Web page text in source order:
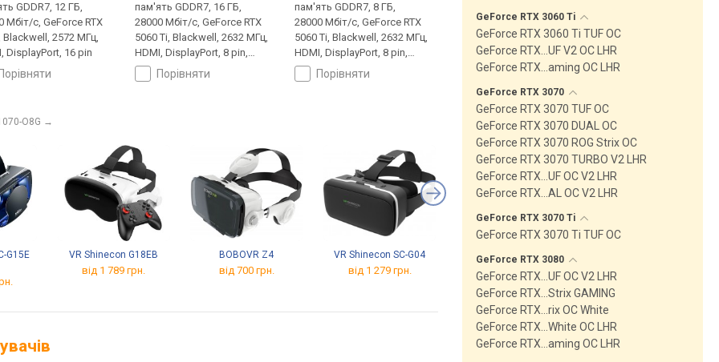
GDDR7, 12 ГБ,
Мбіт/с, GeForce RTX
Blackwell, 2572 МГц,
DisplayPort, 16 pin
порівняти
пам'ять GDDR7, 16 ГБ,
28000 Мбіт/с, GeForce RTX
5060 Ti, Blackwell, 2632 МГц,
HDMI, DisplayPort, 8 pin,
180 Втпорівняти
пам'ять GDDR7, 8 ГБ,
28000 Мбіт/с, GeForce RTX
5060 Ti, Blackwell, 2632 МГц,
HDMI, DisplayPort, 8 pin,
180 Втпорівняти
20000 Мбіт/с, GeForce RTX
5050, Blackwell, 2677 МГц,
HDMI, DisplayPort, 8 pin,
130 Втпорівняти
7600, Navi 3X (RDNA
2715 МГц, HDMI,
pin, 165 Вт
O8G →
G15E
VR Shinecon G18EB
від 1 789 грн.
BOBOVR Z4
від 700 грн.
VR Shinecon SC-G04
від 1 279 грн.
VR Shinecon G18
від 799 грн. від 1 009 грн.
GeForce RTX 3060 Ti
GeForce RTX 3060 Ti TUF OC
GeForce RTX…UF V2 OC LHR
GeForce RTX…aming OC LHR
GeForce RTX 3070
GeForce RTX 3070 TUF OC
GeForce RTX 3070 DUAL OC
GeForce RTX 3070 ROG Strix OC
GeForce RTX 3070 TURBO V2 LHR
GeForce RTX…UF OC V2 LHR
GeForce RTX…AL OC V2 LHR
GeForce RTX 3070 Ti
GeForce RTX 3070 Ti TUF OC
GeForce RTX 3080
GeForce RTX…UF OC V2 LHR
GeForce RTX…Strix GAMING
GeForce RTX…rix OC White
GeForce RTX…White OC LHR
GeForce RTX…aming OC LHR